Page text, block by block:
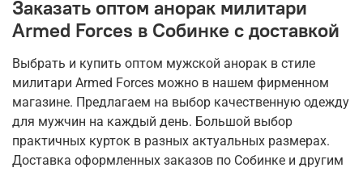
Заказать оптом анорак милитари
Armed Forces в Собинке с доставкой
Выбрать и купить оптом мужской анорак в стиле
милитари Armed Forces можно в нашем фирменном
магазине. Предлагаем на выбор качественную одежду
для мужчин на каждый день. Большой выбор
практичных курток в разных актуальных размерах.
Доставка оформленных заказов по Собинке и другим